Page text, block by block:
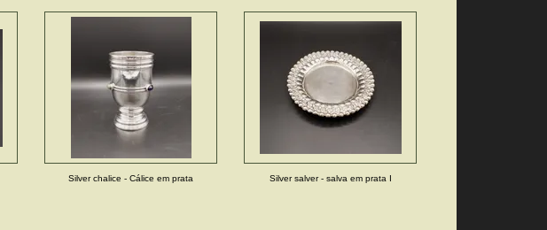
Silver chalice - Cálice em prata Silver salver - salva em prata I